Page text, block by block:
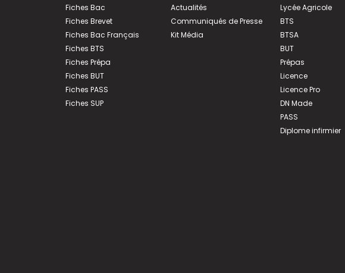
Fiches Bac
Fiches Brevet
Fiches Bac Français
Fiches BTS
Fiches Prépa
Fiches BUT
Fiches PASS
Fiches SUP
Actualités
Communiqués de Presse
Kit Média
Lycée Agricole
BTS
BTSA
BUT
Prépas
Licence
Licence Pro
DN Made
PASS
Diplome infirmier